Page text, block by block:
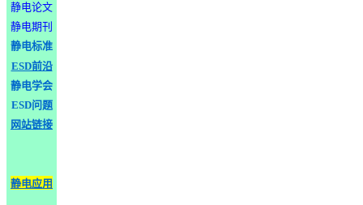
静电论文
静电期刊
静电标准
ESD前沿
静电学会
ESD问题
网站链接
静电应用